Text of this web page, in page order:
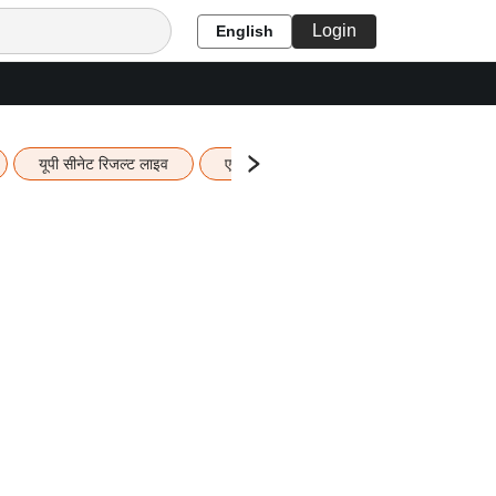
English Login
यूपी सीनेट रिजल्ट लाइव एचबीएसई 12वीं का रिजल्ट लाइव